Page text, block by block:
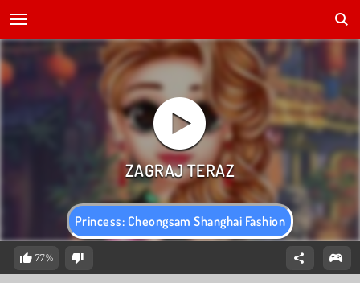
Princess: Cheongsam Shanghai Fashion
77%